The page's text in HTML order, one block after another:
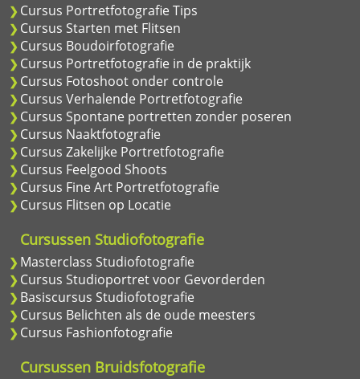
Cursus Portretfotografie Tips
Cursus Starten met Flitsen
Cursus Boudoirfotografie
Cursus Portretfotografie in de praktijk
Cursus Fotoshoot onder controle
Cursus Verhalende Portretfotografie
Cursus Spontane portretten zonder poseren
Cursus Naaktfotografie
Cursus Zakelijke Portretfotografie
Cursus Feelgood Shoots
Cursus Fine Art Portretfotografie
Cursus Flitsen op Locatie
Cursussen Studiofotografie
Masterclass Studiofotografie
Cursus Studioportret voor Gevorderden
Basiscursus Studiofotografie
Cursus Belichten als de oude meesters
Cursus Fashionfotografie
Cursussen Bruidsfotografie